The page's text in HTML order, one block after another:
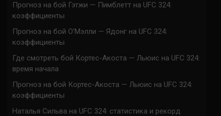
Прогноз на бой Гэтжи — Пимблетт на UFC 324:
коэффициенты
Прогноз на бой О’Мэлли — Ядонг на UFC 324:
коэффициенты
Где смотреть бой Кортес-Акоста — Льюис на UFC 324:
время начала
Прогноз на бой Кортес-Акоста — Льюис на UFC 324:
коэффициенты
Наталья Сильва на UFC 324: статистика и рекорд